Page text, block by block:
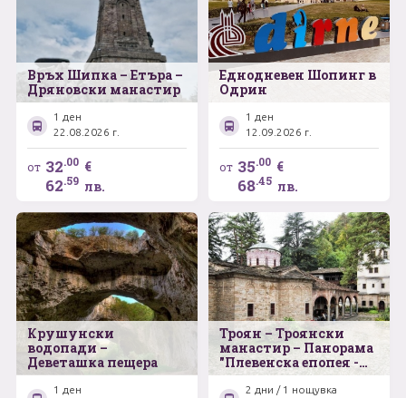
Връх Шипка – Етъра –
Дряновски манастир
1 ден
22.08.2026 г.
от 32.00 €
62.59 лв.
Еднодневен Шопинг в
Одрин
1 ден
12.09.2026 г.
от 35.00 €
68.45 лв.
Крушунски
водопади –
Деветашка пещера
1 ден
Троян – Троянски
манастир – Панорама
"Плевенска епопея -
1877 г." - Ловеч
2 дни / 1 нощувка